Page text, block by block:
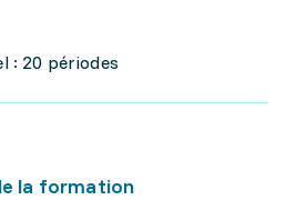
: 20 périodes
la formation